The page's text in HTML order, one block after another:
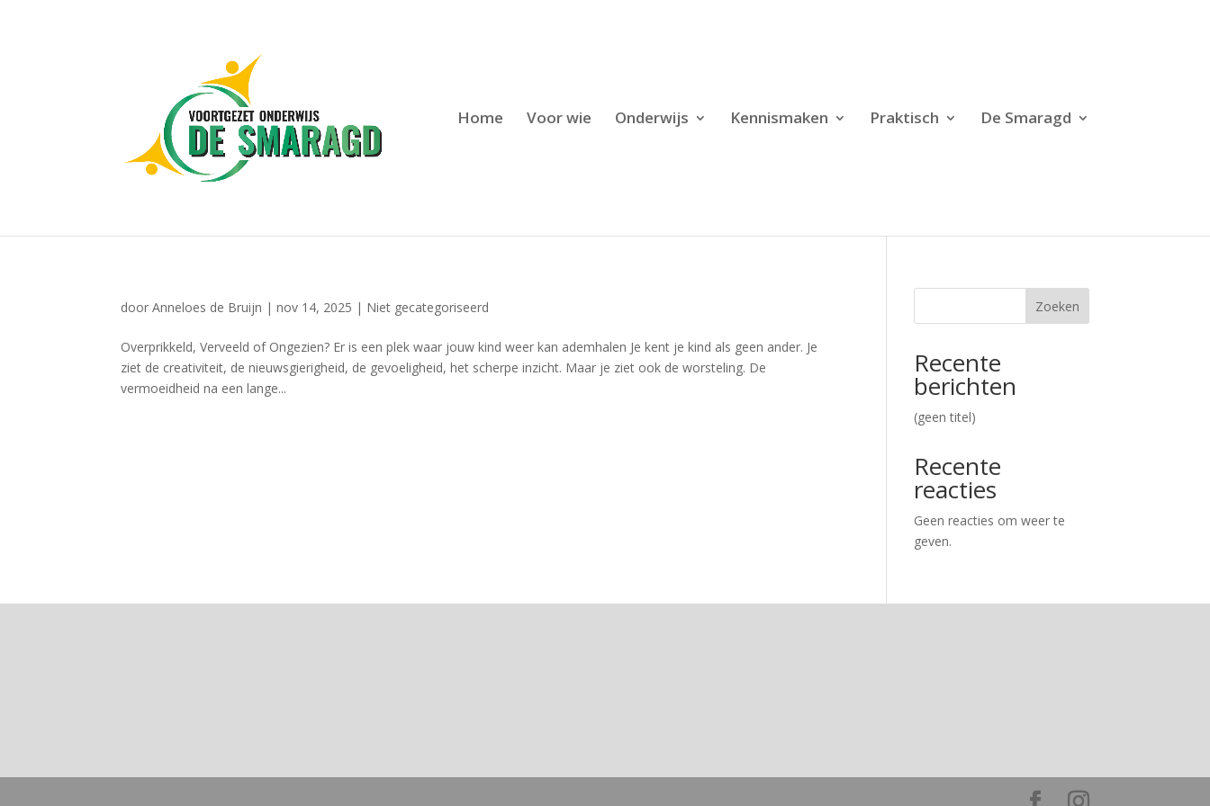
Home Voor wie Onderwijs Kennismaken Praktisch De Smaragd
doorAnneloes de Bruijn |nov 14, 2025 | Niet gecategoriseerd
Overprikkeld, Verveeld of Ongezien? Er is een plek waar jouw kind weer kan ademhalen Je kent je kind als geen ander. Je
ziet de creativiteit, de nieuwsgierigheid, de gevoeligheid, het scherpe inzicht. Maar je ziet ook de worsteling. De
vermoeidheid na een lange...
Zoeken
Recente
berichten
(geen titel)
Recente
reacties
Geen reacties om weer te
geven.